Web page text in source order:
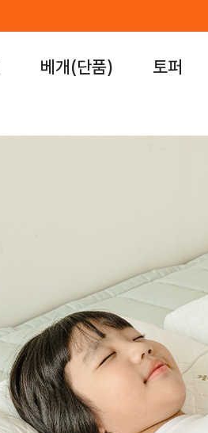
베개(단품) 토퍼